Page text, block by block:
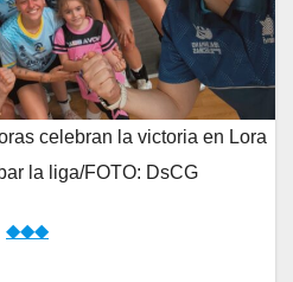
celebran la victoria en Lora
la liga/FOTO: DsCG
◆◆◆